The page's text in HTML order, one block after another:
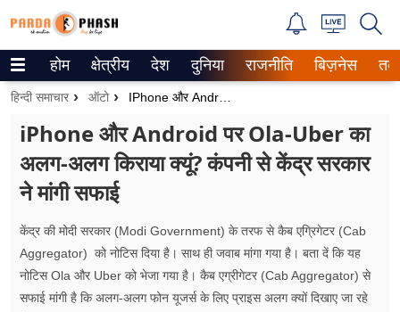
Trending on Google News
वेब स्टोरीज
उत्तर प्रदेश
गैलरी
वीडियो
होम क्षेत्रीय देश दुनिया राजनीति बिज़नेस
हिन्दी समाचार ऑटो
iPhone और Android पर Ola-Uber का
अलग-अलग किराया क्यूं? कंपनी से केंद्र सरकार
ने मांगी सफाई
केंद्र की मोदी सरकार (Modi Government) के तरफ से कैब एग्रिगेटर (Cab
Aggregator) को नोटिस दिया है। साथ ही जवाब मांगा गया है। बता दें कि यह
नोटिस Ola और Uber को भेजा गया है। कैब एग्रीगेटर (Cab Aggregator) से
सफाई मांगी है कि अलग-अलग फोन यूजर्स के लिए प्राइस अलग क्यों दिखाए जा रहे